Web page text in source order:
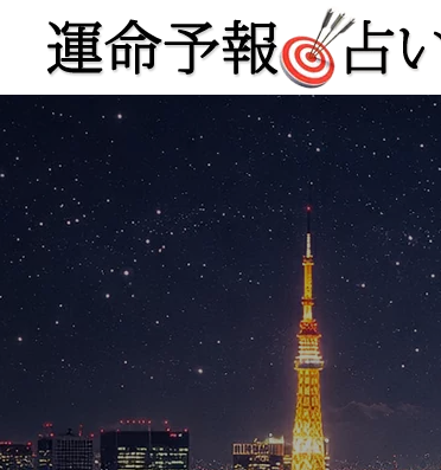
運命予報占い
運命予報占いとは
記事カテゴリー